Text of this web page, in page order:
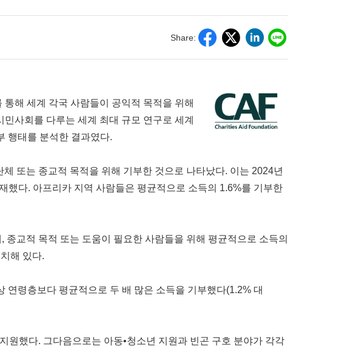
Share:
해 세계 각국 사람들이 공익적 목적을 위해
사회를 다루는 세계 최대 규모 연구로 세계
행태를 분석한 결과였다.
또는 종교적 목적을 위해 기부한 것으로 나타났다. 이는 2024년
했다. 아프리카 지역 사람들은 평균적으로 소득의 1.6%를 기부한
교적 목적 또는 도움이 필요한 사람들을 위해 평균적으로 소득의
해 있다.
령층보다 평균적으로 두 배 많은 소득을 기부했다(1.2% 대
원했다. 그다음으로는 아동•청소년 지원과 빈곤 구호 분야가 각각